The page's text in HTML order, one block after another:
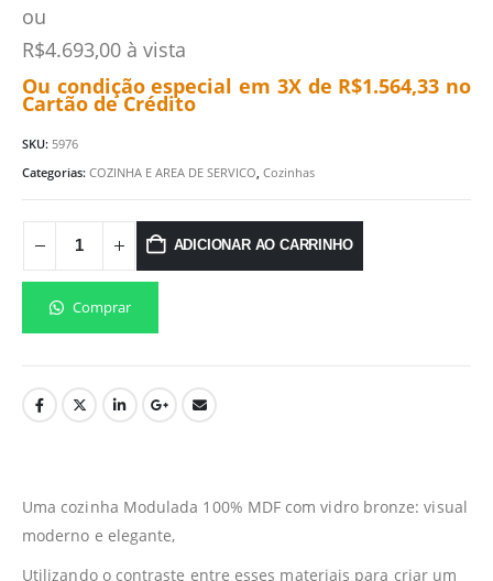
ou
R$4.693,00 à vista
Ou condição especial em 3X de R$1.564,33 no
Cartão de Crédito
SKU: 5976
Categorias: COZINHA E AREA DE SERVICO Cozinhas
ADICIONAR AO CARRINHO
Comprar
Uma cozinha Modulada 100% MDF com vidro bronze: visual
moderno e elegante,
Utilizando o contraste entre esses materiais para criar um